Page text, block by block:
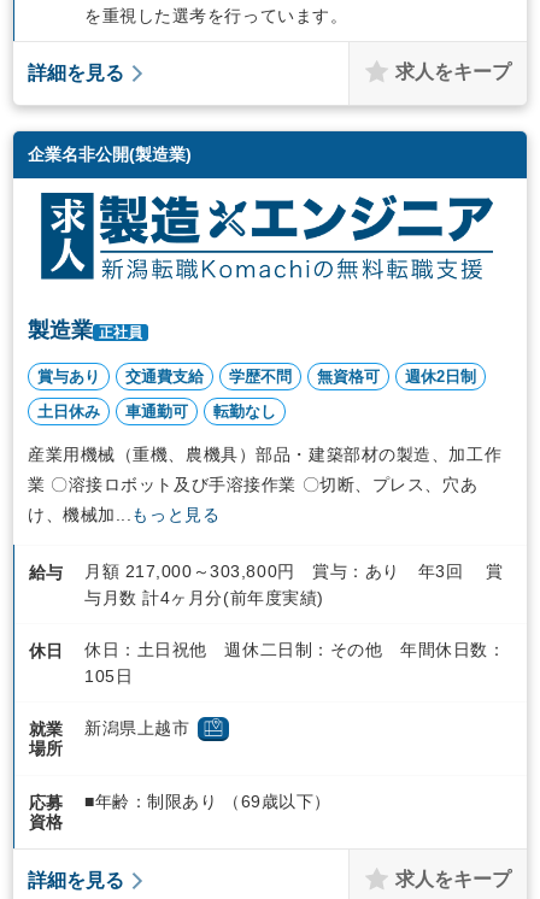
を重視した選考を行っています。
詳細を見る 求人をキープ
企業名非公開(製造業)
製造業 正社員
賞与あり 交通費支給 学歴不問 無資格可
週休2日制
土日休み
車通勤可 転勤なし
産業用機械（重機、農機具）部品・建築部材の製造、加工作
業 〇溶接ロボット及び手溶接作業 〇切断、プレス、穴あ
け、機械加... もっと見る
給与
月額 217,000～303,800円 賞与：あり 年3回 賞
与月数 計4ヶ月分(前年度実績)
休日
休日：土日祝他 週休二日制：その他 年間休日数：
105日
就業
場所
新潟県上越市
応募
資格
■年齢：制限あり （69歳以下）
詳細を見る 求人をキープ